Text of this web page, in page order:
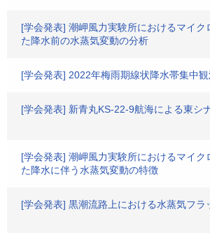
[学会発表] 潮岬風力実験所におけるマイク
た降水前の水蒸気変動の分析
[学会発表] 2022年梅雨期線状降水帯集中
[学会発表] 新青丸KS-22-9航海による東シ
[学会発表] 潮岬風力実験所におけるマイク
た降水に伴う水蒸気変動の特徴
[学会発表] 黒潮流路上における水蒸気フラ